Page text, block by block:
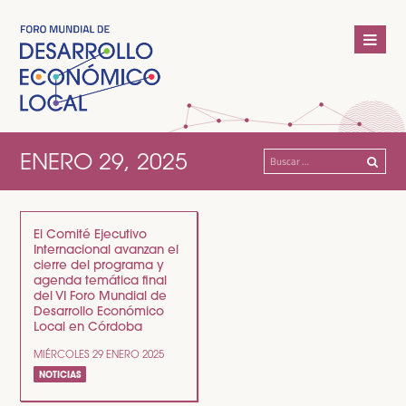
ENERO 29, 2025 Buscar:
El Comité Ejecutivo
Internacional avanzan el
cierre del programa y
agenda temática final
del VI Foro Mundial de
Desarrollo Económico
Local en Córdoba
MIÉRCOLES 29 ENERO 2025
NOTICIAS